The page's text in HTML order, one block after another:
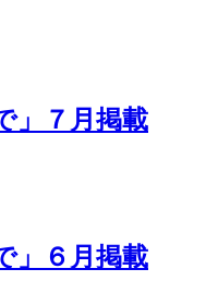
」７月掲載
」６月掲載